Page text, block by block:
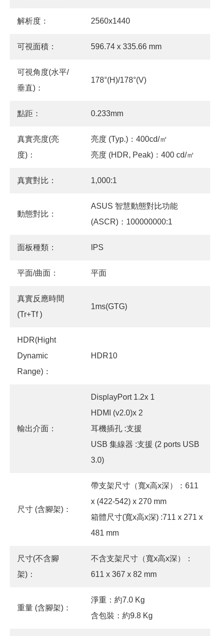
解析度： 2560x1440
可視面積： 596.74 x 335.66 mm
可視角度(水平/
垂直)：
178°(H)/178°(V)
點距： 0.233mm
真實亮度(亮
度)：
亮度 (Typ.)：400cd/㎡
亮度 (HDR, Peak)：400 cd/㎡
真實對比： 1,000:1
動態對比：
ASUS 智慧動態對比功能
(ASCR)：100000000:1
面板種類： IPS
平面/曲面： 平面
真實反應時間
(Tr+Tf )
1ms(GTG)
HDR(Hight
Dynamic
Range)：
HDR10
輸出介面：
DisplayPort 1.2x 1
HDMI (v2.0)x 2
耳機插孔 :支援
USB 集線器 :支援 (2 ports USB
3.0)
尺寸 (含腳架)：
帶支架尺寸（寬x高x深）：611
x (422-542) x 270 mm
箱體尺寸(寬x高x深) :711 x 271 x
481 mm
尺寸(不含腳
架)：
不含支架尺寸（寬x高x深）：
611 x 367 x 82 mm
重量 (含腳架)：
淨重：約7.0 Kg
含包裝：約9.8 Kg